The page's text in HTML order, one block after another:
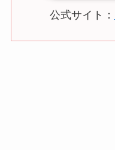
公式サイト：